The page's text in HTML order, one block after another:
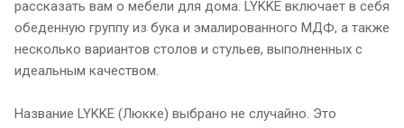
рассказать вам о мебели для дома. LYKKE включает в себя
обеденную группу из бука и эмалированного МДФ, а также
несколько вариантов столов и стульев, выполненных с
идеальным качеством.
Название LYKKE (Люкке) выбрано не случайно. Это